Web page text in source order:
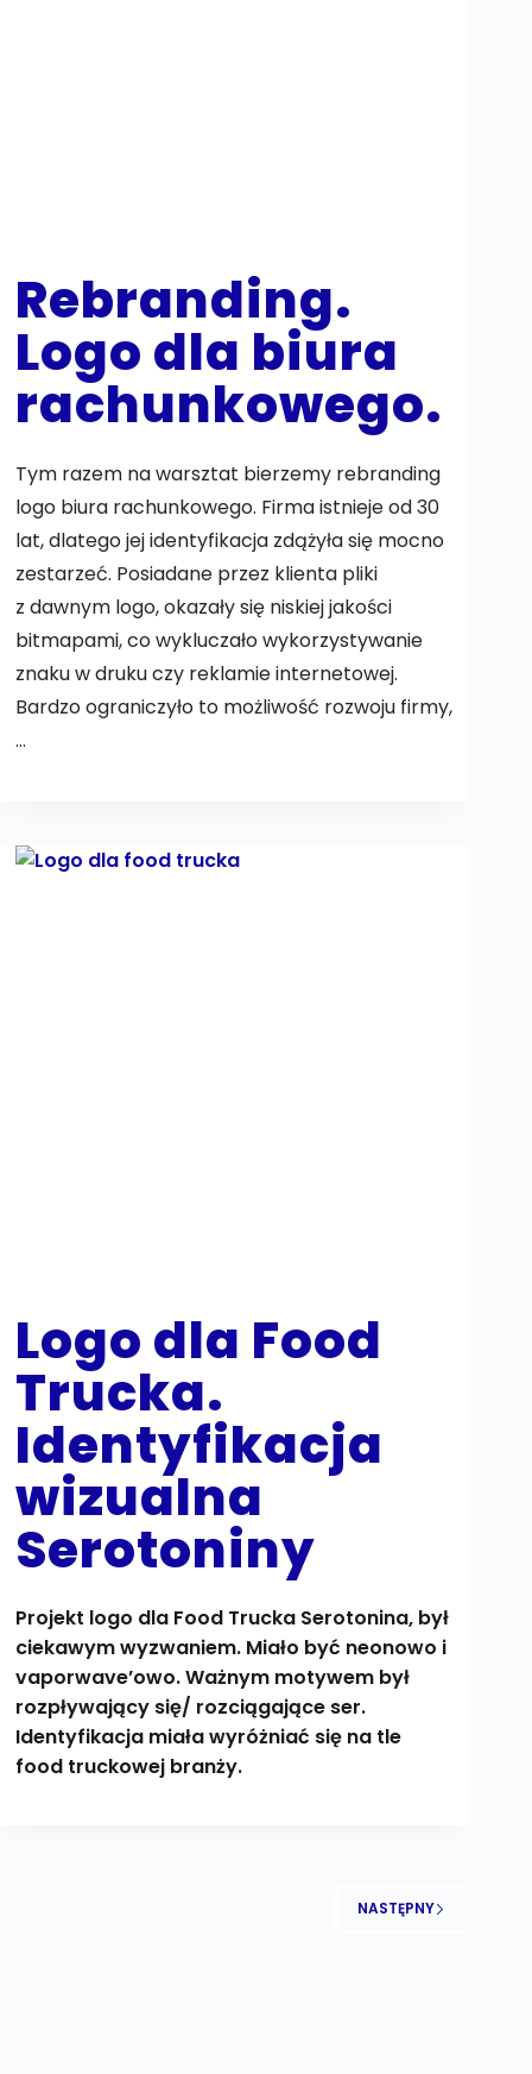
Rebranding.
Logo dla biura
rachunkowego.
Tym razem na warsztat bierzemy rebranding
logo biura rachunkowego. Firma istnieje od 30
lat, dlatego jej identyfikacja zdążyła się mocno
zestarzeć. Posiadane przez klienta pliki
z dawnym logo, okazały się niskiej jakości
bitmapami, co wykluczało wykorzystywanie
znaku w druku czy reklamie internetowej.
Bardzo ograniczyło to możliwość rozwoju firmy,
…
Logo dla Food
Trucka.
Identyfikacja
wizualna
Serotoniny
Projekt logo dla Food Trucka Serotonina, był
ciekawym wyzwaniem. Miało być neonowo i
vaporwave’owo. Ważnym motywem był
rozpływający się/ rozciągające ser.
Identyfikacja miała wyróżniać się na tle
food truckowej branży.
NASTĘPNY